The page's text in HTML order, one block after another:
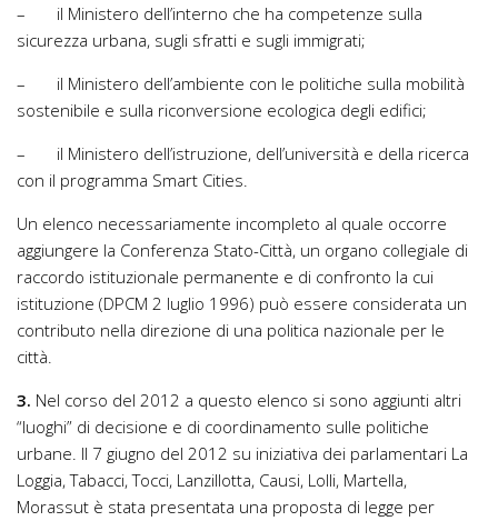
– il Ministero dell’interno che ha competenze sulla
sicurezza urbana, sugli sfratti e sugli immigrati;
– il Ministero dell’ambiente con le politiche sulla mobilità
sostenibile e sulla riconversione ecologica degli edifici;
– il Ministero dell’istruzione, dell’università e della ricerca
con il programma Smart Cities.
Un elenco necessariamente incompleto al quale occorre
aggiungere la Conferenza Stato-Città, un organo collegiale di
raccordo istituzionale permanente e di confronto la cui
istituzione (DPCM 2 luglio 1996) può essere considerata un
contributo nella direzione di una politica nazionale per le
città.
3. Nel corso del 2012 a questo elenco si sono aggiunti altri
“luoghi” di decisione e di coordinamento sulle politiche
urbane. Il 7 giugno del 2012 su iniziativa dei parlamentari La
Loggia, Tabacci, Tocci, Lanzillotta, Causi, Lolli, Martella,
Morassut è stata presentata una proposta di legge per